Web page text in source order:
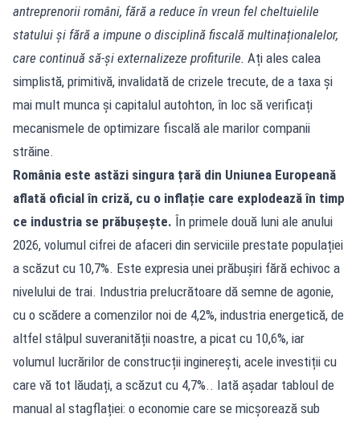
antreprenorii români, fără a reduce în vreun fel cheltuielile
statului și fără a impune o disciplină fiscală multinaționalelor,
care continuă să-și externalizeze profiturile. Ați ales calea
simplistă, primitivă, invalidată de crizele trecute, de a taxa și
mai mult munca și capitalul autohton, în loc să verificați
mecanismele de optimizare fiscală ale marilor companii
străine.
România este astăzi singura țară din Uniunea Europeană
aflată oficial în criză, cu o inflație care explodează în timp
ce industria se prăbușește. În primele două luni ale anului
2026, volumul cifrei de afaceri din serviciile prestate populației
a scăzut cu 10,7%. Este expresia unei prăbușiri fără echivoc a
nivelului de trai. Industria prelucrătoare dă semne de agonie,
cu o scădere a comenzilor noi de 4,2%, industria energetică, de
altfel stâlpul suveranității noastre, a picat cu 10,6%, iar
volumul lucrărilor de construcții inginerești, acele investiții cu
care vă tot lăudați, a scăzut cu 4,7%.. Iată așadar tabloul de
manual al stagflației: o economie care se micșorează sub